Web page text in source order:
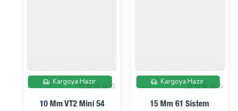
İndirimde
Kargoya Hazır
10 Mm VT2 Mini 54
İndirimde
Kargoya Hazır
15 Mm 61 Sistem